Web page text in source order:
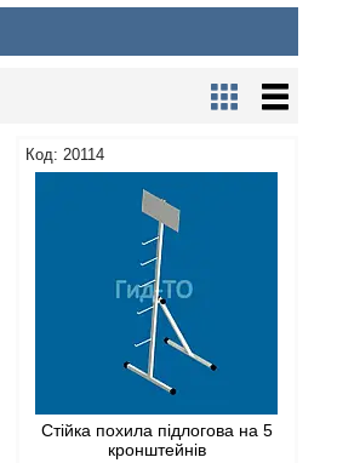
20114
Стійка похила підлогова на 5
кронштейнів